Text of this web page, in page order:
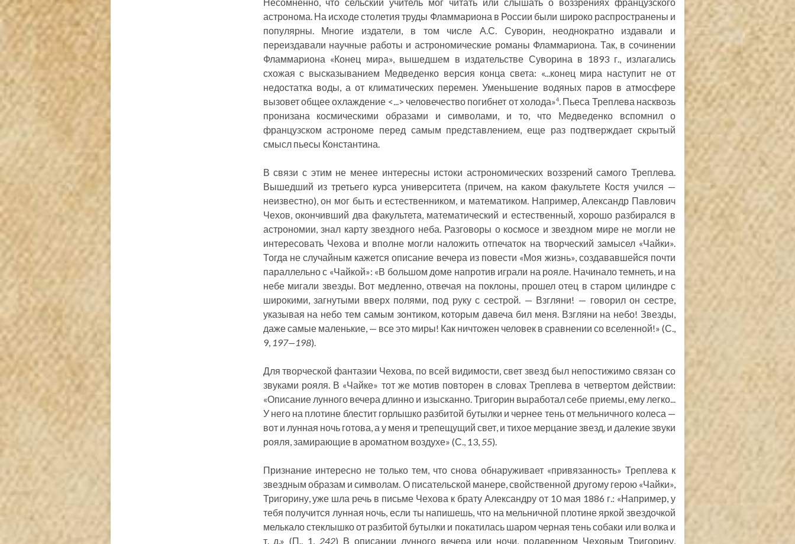
астронома. На исходе столетия труды Фламмариона в России были широко распространены и
популярны. Многие издатели, в том числе А.С. Суворин, неоднократно издавали и
переиздавали научные работы и астрономические романы Фламмариона. Так, в сочинении
Фламмариона «Конец мира», вышедшем в издательстве Суворина в 1893 г., излагались
схожая с высказыванием Медведенко версия конца света: «...конец мира наступит не от
недостатка воды, а от климатических перемен. Уменьшение водяных паров в атмосфере
вызовет общее охлаждение <...> человечество погибнет от холода»4. Пьеса Треплева насквозь
пронизана космическими образами и символами, и то, что Медведенко вспомнил о
французском астрономе перед самым представлением, еще раз подтверждает скрытый
смысл пьесы Константина.
В связи с этим не менее интересны истоки астрономических воззрений самого Треплева.
Вышедший из третьего курса университета (причем, на каком факультете Костя учился —
неизвестно), он мог быть и естественником, и математиком. Например, Александр Павлович
Чехов, окончивший два факультета, математический и естественный, хорошо разбирался в
астрономии, знал карту звездного неба. Разговоры о космосе и звездном мире не могли не
интересовать Чехова и вполне могли наложить отпечаток на творческий замысел «Чайки».
Тогда не случайным кажется описание вечера из повести «Моя жизнь», создававшейся почти
параллельно с «Чайкой»: «В большом доме напротив играли на рояле. Начинало темнеть, и на
небе мигали звезды. Вот медленно, отвечая на поклоны, прошел отец в старом цилиндре с
широкими, загнутыми вверх полями, под руку с сестрой. — Взгляни! — говорил он сестре,
указывая на небо тем самым зонтиком, которым давеча бил меня. Взгляни на небо! Звезды,
даже самые маленькие, — все это миры! Как ничтожен человек в сравнении со вселенной!» (С.,
9, 197—198).
Для творческой фантазии Чехова, по всей видимости, свет звезд был непостижимо связан со
звуками рояля. В «Чайке» тот же мотив повторен в словах Треплева в четвертом действии:
«Описание лунного вечера длинно и изысканно. Тригорин выработал себе приемы, ему легко...
У него на плотине блестит горлышко разбитой бутылки и чернее тень от мельничного колеса —
вот и лунная ночь готова, а у меня и трепещущий свет, и тихое мерцание звезд, и далекие звуки
рояля, замирающие в ароматном воздухе» (С., 13,55).
Признание интересно не только тем, что снова обнаруживает «привязанность» Треплева к
звездным образам и символам. О писательской манере, свойственной другому герою «Чайки»,
Тригорину, уже шла речь в письме Чехова к брату Александру от 10 мая 1886 г.: «Например, у
тебя получится лунная ночь, если ты напишешь, что на мельничной плотине яркой звездочкой
мелькало стеклышко от разбитой бутылки и покатилась шаром черная тень собаки или волка и
т. д.» (П., 1, 242) В описании лунного вечера или ночи, подаренном Чеховым Тригорину,